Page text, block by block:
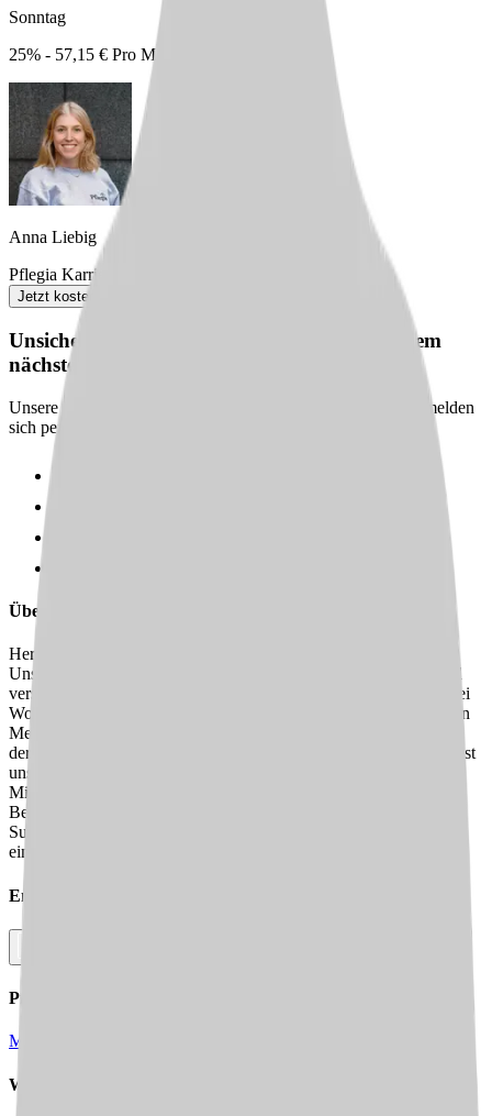
Sonntag
25% - 57,15 € Pro Monat
Anna Liebig
Pflegia Karriereberaterin
Jetzt kostenlos anfordern
Unsicher? Wir beraten dich kostenlos zu deinem
nächsten Karriereschritt
Unsere Karriereberater finden passende Jobs für dich – und melden
sich persönlich bei dir zurück.
Über uns
Herzlich willkommen im Markusbrücke Wohnstift Myosotis!
Unsere liebevolle Einrichtung wurde im Jahr 1987 gegründet und
versorgt seither unsere Bewohner:innen mit Leidenschaft! Auf drei
Wohnbereichen verteilt sind unsere 67 Plätze für pflegebedürftigen
Menschen zu finden. Dabei versorgen wir vor allem Menschen in
der psychiatrisch und gerontopsychiatrischen Betreuung. Aktuell ist
unser Team, bestehend aus 25 motivierten und fleißigen
Mitarbeitenden, die es sich täglich zur Aufgabe machen, unseren
Bewohner:innen ein Lächeln aufs Gesicht zu zaubern, auf der
Suche nach Unterstützung! Daher würden wir uns über jede
einzelne Bewerbung freuen!
Empfehle diesen
Pflegejobs in
Merzig
Weitere Jobs in